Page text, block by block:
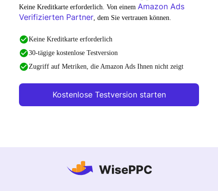
Keine Kreditkarte erforderlich. Von einem Amazon Ads
Verifizierten Partner, dem Sie vertrauen können.
Keine Kreditkarte erforderlich
30-tägige kostenlose Testversion
Zugriff auf Metriken, die Amazon Ads Ihnen nicht zeigt
Kostenlose Testversion starten